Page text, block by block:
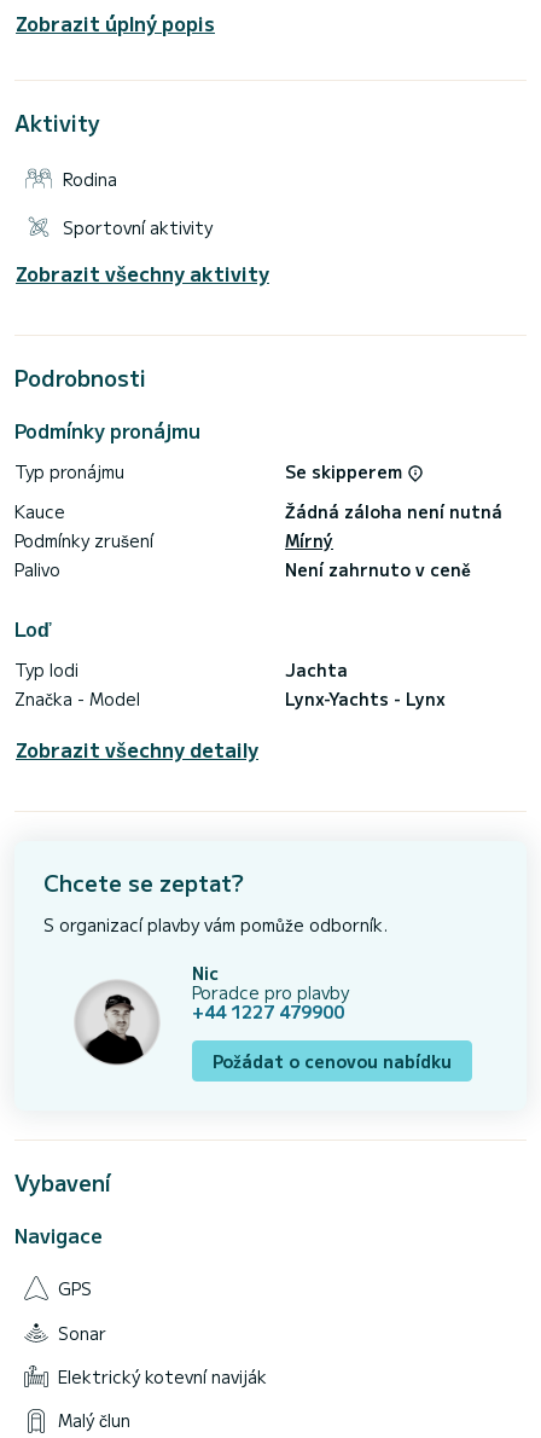
5 kajut je rezervováno pro nájemníky lodí s manželskou
postelí a samostatnými lůžky.
Loď má:
- 1 vodní skútr< br>- 2 kajaky pro 3 osoby
- Vodní lyže, wakeboard, masky na šnorchl...
Zobrazená cena je bez daně a je pouze informativní. Pro
Pro další informace nás neváhejte kontaktovat
Zobrazit úplný popis
Aktivity
Rodina
Sportovní aktivity
Zobrazit všechny aktivity
Podrobnosti
Podmínky pronájmu
Typ pronájmu
Se skipperem
Kauce
Žádná záloha není nutná
Podmínky zrušení
Mírný
Palivo
Není zahrnuto v ceně
Loď
Typ lodi
Jachta
Značka - Model
Lynx-Yachts - Lynx
Zobrazit všechny detaily
Chcete se zeptat?
S organizací plavby vám pomůže odborník.
Nic
Poradce pro plavby
+44 1227 479900
Požádat o cenovou nabídku
Vybavení
Navigace
GPS
Sonar
Elektrický kotevní naviják
Malý člun